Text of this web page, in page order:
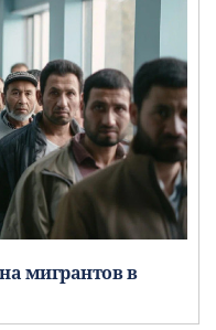
мигрантов в